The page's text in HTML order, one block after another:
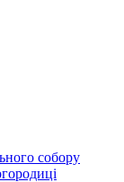
собору